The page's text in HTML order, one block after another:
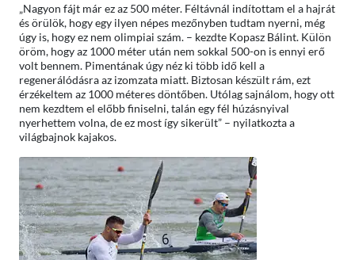
„Nagyon fájt már ez az 500 méter. Féltávnál indítottam el a hajrát
és örülök, hogy egy ilyen népes mezőnyben tudtam nyerni, még
úgy is, hogy ez nem olimpiai szám. – kezdte Kopasz Bálint. Külön
öröm, hogy az 1000 méter után nem sokkal 500-on is ennyi erő
volt bennem. Pimentának úgy néz ki több idő kell a
regenerálódásra az izomzata miatt. Biztosan készült rám, ezt
érzékeltem az 1000 méteres döntőben. Utólag sajnálom, hogy ott
nem kezdtem el előbb finiselni, talán egy fél húzásnyival
nyerhettem volna, de ez most így sikerült” – nyilatkozta a
világbajnok kajakos.